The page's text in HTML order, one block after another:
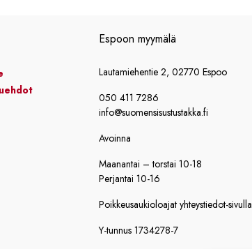
Espoon myymälä
Lautamiehentie 2, 02770 Espoo
050 411 7286
info@suomensisustustakka.fi
Avoinna
Maanantai – torstai 10-18
Perjantai 10-16
Poikkeusaukioloajat yhteystiedot-sivulla
Y-tunnus 1734278-7